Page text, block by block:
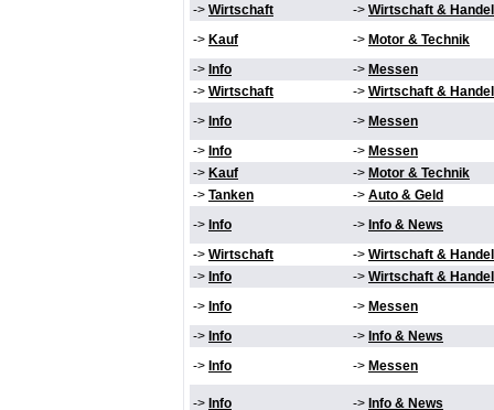
-> Wirtschaft -> Wirtschaft & Handel
-> Kauf -> Motor & Technik
-> Info -> Messen
-> Wirtschaft -> Wirtschaft & Handel
-> Info -> Messen
-> Info -> Messen
-> Kauf -> Motor & Technik
-> Tanken -> Auto & Geld
-> Info -> Info & News
-> Wirtschaft -> Wirtschaft & Handel
-> Info -> Wirtschaft & Handel
-> Info -> Messen
-> Info -> Info & News
-> Info -> Messen
-> Info -> Info & News